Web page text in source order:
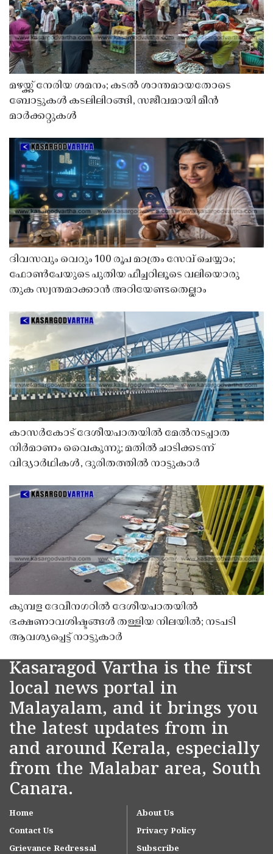
മഴയ്ക്ക് നേരിയ ശമനം; കടൽ ശാന്തമായതോടെ
ബോട്ടുകൾ കടലിലിറങ്ങി, സജീവമായി മീൻ
മാർക്കറ്റുകൾ
ദിവസവും വെറും 100 രൂപ മാത്രം സേവ് ചെയ്യാം;
ഫോൺപേയുടെ പുതിയ ഫീച്ചറിലൂടെ വലിയൊരു
തുക സ്വന്തമാക്കാൻ അറിയേണ്ടതെല്ലാം
കാസർകോട് ദേശീയപാതയിൽ മേൽനടപ്പാത
നിർമാണം വൈകുന്നു; മതിൽ ചാടിക്കടന്ന്
വിദ്യാർഥികൾ, ദുരിതത്തിൽ നാട്ടുകാർ
കുമ്പള ദേവീനഗറിൽ ദേശീയപാതയിൽ
ഭക്ഷണാവശിഷ്ടങ്ങൾ തള്ളിയ നിലയിൽ; നടപടി
ആവശ്യപ്പെട്ട് നാട്ടുകാർ
Kasaragod Vartha is the first
local news portal in
Malayalam, and it brings you
the latest updates from in
and around Kerala, especially
from the Malabar area, South
Canara.
Home
About Us
Contact Us
Privacy Policy
Grievance Redressal
Subscribe